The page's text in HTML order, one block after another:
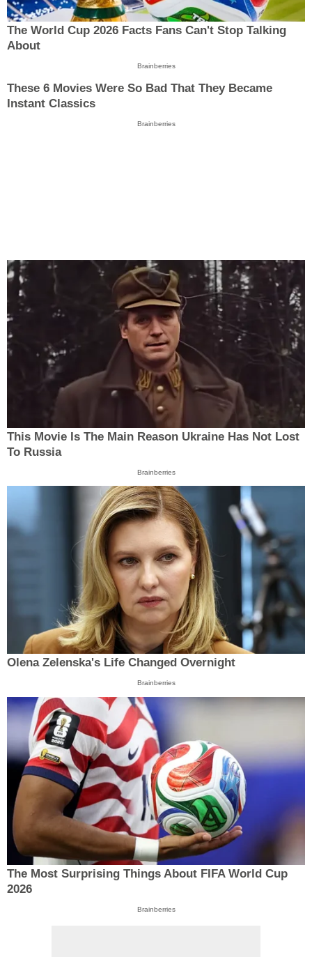
The World Cup 2026 Facts Fans Can't Stop Talking
About
Brainberries
These 6 Movies Were So Bad That They Became
Instant Classics
Brainberries
This Movie Is The Main Reason Ukraine Has Not Lost
To Russia
Brainberries
Olena Zelenska's Life Changed Overnight
Brainberries
The Most Surprising Things About FIFA World Cup
2026
Brainberries